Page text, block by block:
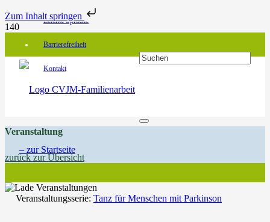
Zum Inhalt springen
Leichte Sprache
Barrierefreiheit
Kontakt
Veranstaltung
zurück zur Übersicht
Veranstaltungsserie: Tanz für Menschen mit Parkinson